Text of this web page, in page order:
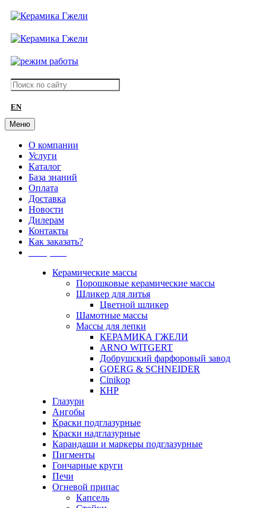
EN
Меню
О компании
Услуги
Каталог
База знаний
Оплата
Доставка
Новости
Дилерам
Контакты
Как заказать?
Керамические массы
Порошковые керамические массы
Шликер для литья
Цветной шликер
Шамотные массы
Массы для лепки
КЕРАМИКА ГЖЕЛИ
ARNO WITGERT
Добрушский фарфоровый завод
GOERG & SCHNEIDER
Cinikop
КНР
Глазури
Ангобы
Краски подглазурные
Краски надглазурные
Карандаши и маркеры подглазурные
Пигменты
Гончарные круги
Печи
Огневой припас
Капсель